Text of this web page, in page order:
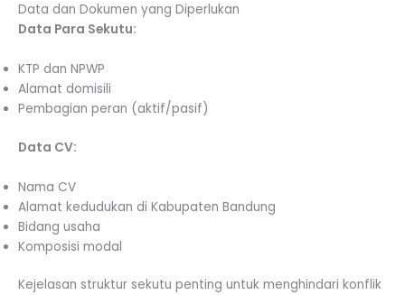
Data dan Dokumen yang Diperlukan
Data Para Sekutu:
KTP dan NPWP
Alamat domisili
Pembagian peran (aktif/pasif)
Data CV:
Nama CV
Alamat kedudukan di Kabupaten Bandung
Bidang usaha
Komposisi modal
Kejelasan struktur sekutu penting untuk menghindari konflik